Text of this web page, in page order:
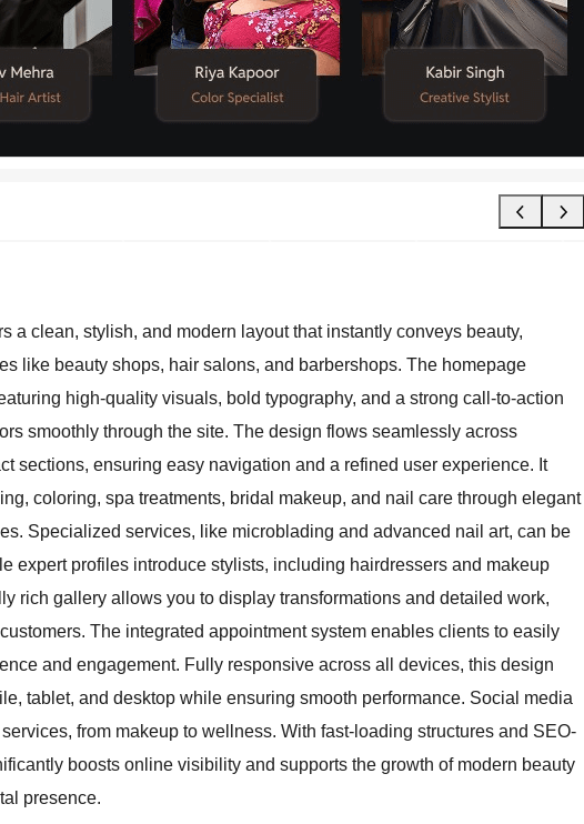
a clean, stylish, and modern layout that instantly conveys beauty,
like beauty shops, hair salons, and barbershops. The homepage
high-quality visuals, bold typography, and a strong call-to-action
smoothly through the site. The design flows seamlessly across
sections, ensuring easy navigation and a refined user experience. It
coloring, spa treatments, bridal makeup, and nail care through elegant
Specialized services, like microblading and advanced nail art, can be
expert profiles introduce stylists, including hairdressers and makeup
rich gallery allows you to display transformations and detailed work,
The integrated appointment system enables clients to easily
and engagement. Fully responsive across all devices, this design
tablet, and desktop while ensuring smooth performance. Social media
from makeup to wellness. With fast-loading structures and SEO-
boosts online visibility and supports the growth of modern beauty
presence.